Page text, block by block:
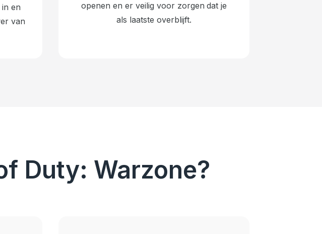
en
van
openen en er veilig voor zorgen dat je
als laatste overblijft.
Duty: Warzone?